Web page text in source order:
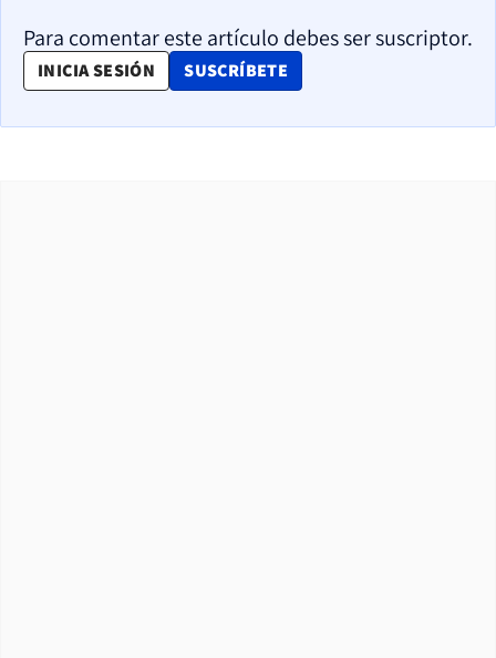
Para comentar este artículo debes ser suscriptor.
INICIA SESIÓN SUSCRÍBETE
OPENS IN NEW WINDOW